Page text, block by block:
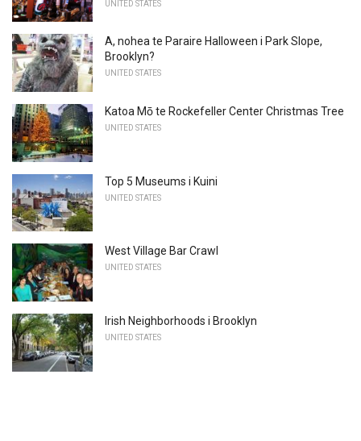
UNITED STATES
A, nohea te Paraire Halloween i Park Slope,
Brooklyn?
UNITED STATES
Katoa Mō te Rockefeller Center Christmas Tree
UNITED STATES
Top 5 Museums i Kuini
UNITED STATES
West Village Bar Crawl
UNITED STATES
Irish Neighborhoods i Brooklyn
UNITED STATES